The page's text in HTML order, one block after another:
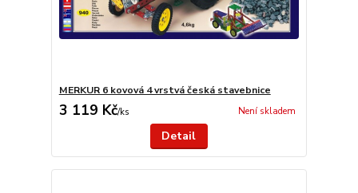
MERKUR 6 kovová 4 vrstvá česká stavebnice
3 119 Kč/ks Není skladem
Detail